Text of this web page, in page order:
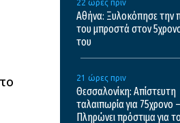
22 ώρες πριν
Αθήνα: Ξυλοκόπησε την
του μπροστά στον
του
21 ώρες πριν
Θεσσαλονίκη: Απίστευτη
ταλαιπωρία για 75χρονο –
Πληρώνει πρόστιμα για